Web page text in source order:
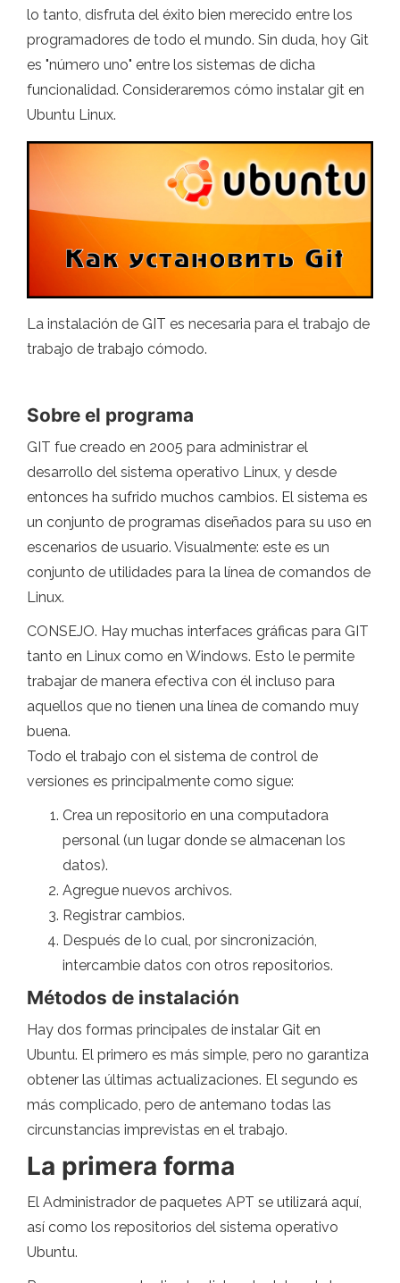
lo tanto, disfruta del éxito bien merecido entre los
programadores de todo el mundo. Sin duda, hoy Git
es "número uno" entre los sistemas de dicha
funcionalidad. Consideraremos cómo instalar git en
Ubuntu Linux.
La instalación de GIT es necesaria para el trabajo de
trabajo de trabajo cómodo.
Sobre el programa
GIT fue creado en 2005 para administrar el
desarrollo del sistema operativo Linux, y desde
entonces ha sufrido muchos cambios. El sistema es
un conjunto de programas diseñados para su uso en
escenarios de usuario. Visualmente: este es un
conjunto de utilidades para la línea de comandos de
Linux.
CONSEJO. Hay muchas interfaces gráficas para GIT
tanto en Linux como en Windows. Esto le permite
trabajar de manera efectiva con él incluso para
aquellos que no tienen una línea de comando muy
buena.
Todo el trabajo con el sistema de control de
versiones es principalmente como sigue:
Crea un repositorio en una computadora
personal (un lugar donde se almacenan los
datos).
Agregue nuevos archivos.
Registrar cambios.
Después de lo cual, por sincronización,
intercambie datos con otros repositorios.
Métodos de instalación
Hay dos formas principales de instalar Git en
Ubuntu. El primero es más simple, pero no garantiza
obtener las últimas actualizaciones. El segundo es
más complicado, pero de antemano todas las
circunstancias imprevistas en el trabajo.
La primera forma
El Administrador de paquetes APT se utilizará aquí,
así como los repositorios del sistema operativo
Ubuntu.